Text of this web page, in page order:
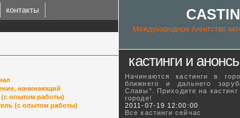
начинающий
опытом работы)
(с опытом работы)
контакты
Международное Агентство
кастинги и
Начинаются кастинги в
ближнего и дальнего
Славы". Приходите на
городе!
2011-07-19 12:00:00
Все кастинги сейчас